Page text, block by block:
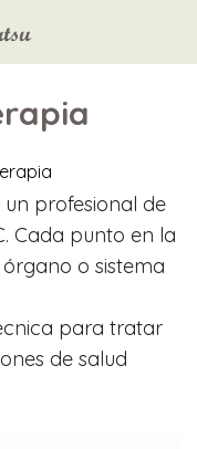
un profesional de
Cada punto en la
o sistema
para tratar
de salud